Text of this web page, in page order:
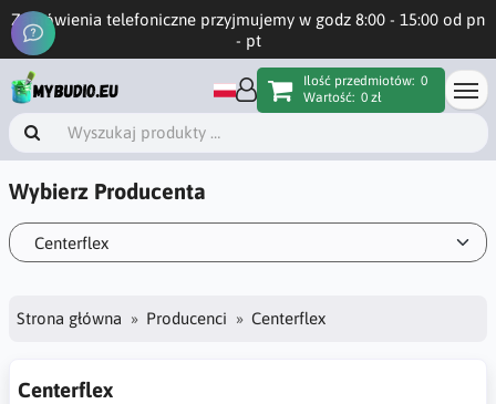
Zamówienia telefoniczne przyjmujemy w godz 8:00 - 15:00 od pn
- pt
Ilość przedmiotów: 0
Wartość: 0 zł
Wybierz Producenta
Strona główna Producenci Centerflex
Centerflex